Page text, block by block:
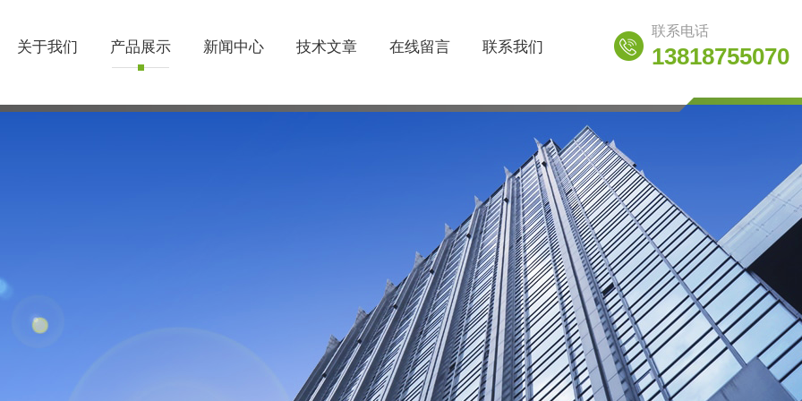
关于我们 产品展示 新闻中心 技术文章 在线留言 联系我们
联系电话
13818755070